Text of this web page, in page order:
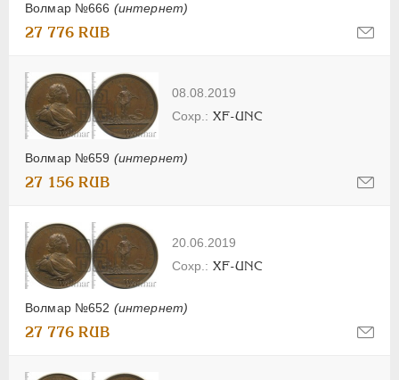
Волмар №666 (интернет)
27 776 RUB
08.08.2019
Волмар №659 (интернет)
XF-UNC
27 156 RUB
20.06.2019
Волмар №652 (интернет)
XF-UNC
27 776 RUB